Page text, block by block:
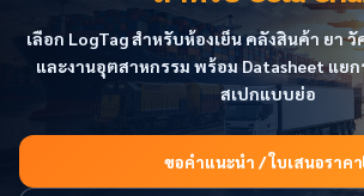
เลือก LogTag สำหรับห้องเย็น คลังสินค้า ยา
และงานอุตสาหกรรม พร้อม Datasheet แย
สเปกแบบย่อ
ขอคำแนะนำ / ใบเสนอราคา